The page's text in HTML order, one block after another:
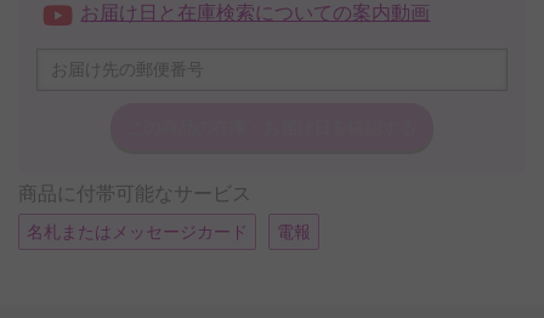
お届け日と在庫検索についての案内動画
商品に付帯可能なサービス
名札またはメッセージカード 電報